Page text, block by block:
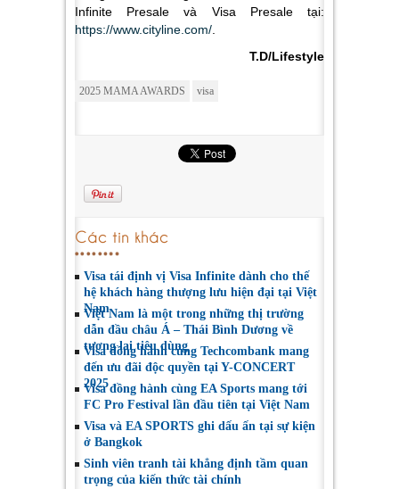
Infinite Presale và Visa Presale tại:
https://www.cityline.com/.
T.D/Lifestyle
2025 MAMA AWARDS visa
Các tin khác
Visa tái định vị Visa Infinite dành cho thế
hệ khách hàng thượng lưu hiện đại tại Việt
Nam
Việt Nam là một trong những thị trường
dẫn đầu châu Á – Thái Bình Dương về
tương lai tiêu dùng
Visa đồng hành cùng Techcombank mang
đến ưu đãi độc quyền tại Y-CONCERT
2025
Visa đồng hành cùng EA Sports mang tới
FC Pro Festival lần đầu tiên tại Việt Nam
Visa và EA SPORTS ghi dấu ấn tại sự kiện
ở Bangkok
Sinh viên tranh tài khẳng định tầm quan
trọng của kiến thức tài chính